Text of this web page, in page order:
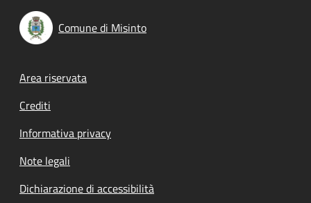
Comune di Misinto
Footer menu
Area riservata
Crediti
Informativa privacy
Note legali
Dichiarazione di accessibilità